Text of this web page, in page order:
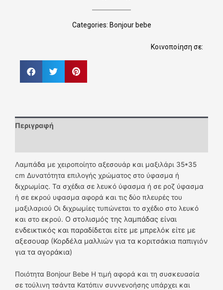
Categories: Bonjour bebe
Κοινοποίηση σε:
Περιγραφή
Λαμπάδα με χειροποίητο αξεσουάρ και μαξιλάρι 35*35
cm Δυνατότητα επιλογής χρώματος στο ύφασμα ή
διχρωμίας. Τα σχέδια σε λευκό ύφασμα ή σε ροζ ύφασμα
ή σε εκρού υφασμα αφορά και τις δύο πλευρές του
μαξιλαριού Οι διχρωμίες τυπώνεται το σχέδιο στο λευκό
και στο εκρού. Ο στολισμός της λαμπάδας είναι
ενδεικτικός και παραδίδεται είτε με μπρελόκ είτε με
αξεσουαρ (Κορδέλα μαλλιών για τα κοριτσάκια παπιγιόν
για τα αγοράκια)
Ποιότητα Bonjour Bebe Η τιμή αφορά και τη συσκευασία
σε τούλινη τσάντα Κατόπιν συννενοήσης υπάρχει και